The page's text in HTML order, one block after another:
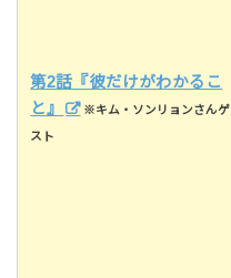
第2話『彼だけがわかるこ
と』
※キム・ソンリョンさんゲ
スト